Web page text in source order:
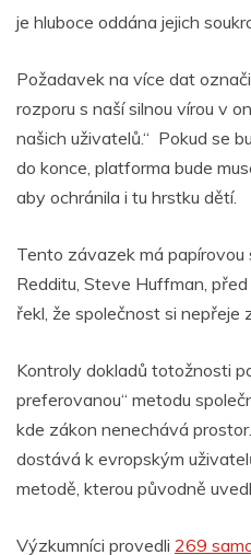
je hluboce oddána jejich
Požadavek na více dat
rozporu s naší silnou vírou v
našich uživatelů.“ Pokud se
do konce, platforma bude
aby ochránila i tu hrstku dětí.
Tento závazek má papírovou
Redditu, Steve Huffman,
řekl, že společnost si nepřeje
Kontroly dokladů totožnosti
preferovanou“ metodu
kde zákon nenechává
dostává k evropským
metodě, kterou původně
Výzkumníci provedli 269